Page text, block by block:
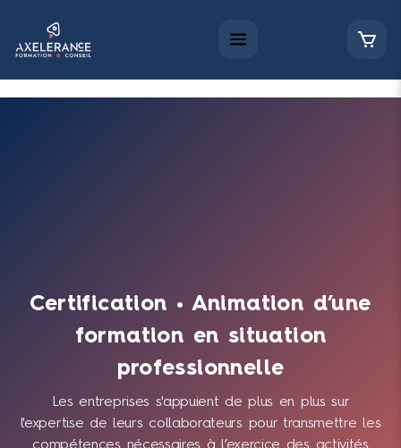
Certification • Animation d’une
formation en situation
professionnelle
Les entreprises s'appuient de plus en plus sur
l'expertise de leurs collaborateurs pour transmettre les
compétences nécessaires à l’exercice des activités